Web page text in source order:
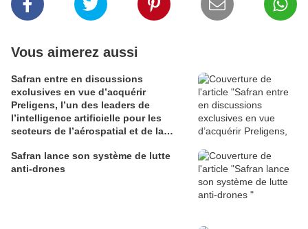
Vous aimerez aussi
Safran entre en discussions
exclusives en vue d’acquérir
Preligens, l’un des leaders de
l’intelligence artificielle pour les
secteurs de l’aérospatial et de la
Safran lance son système de lutte
anti-drones